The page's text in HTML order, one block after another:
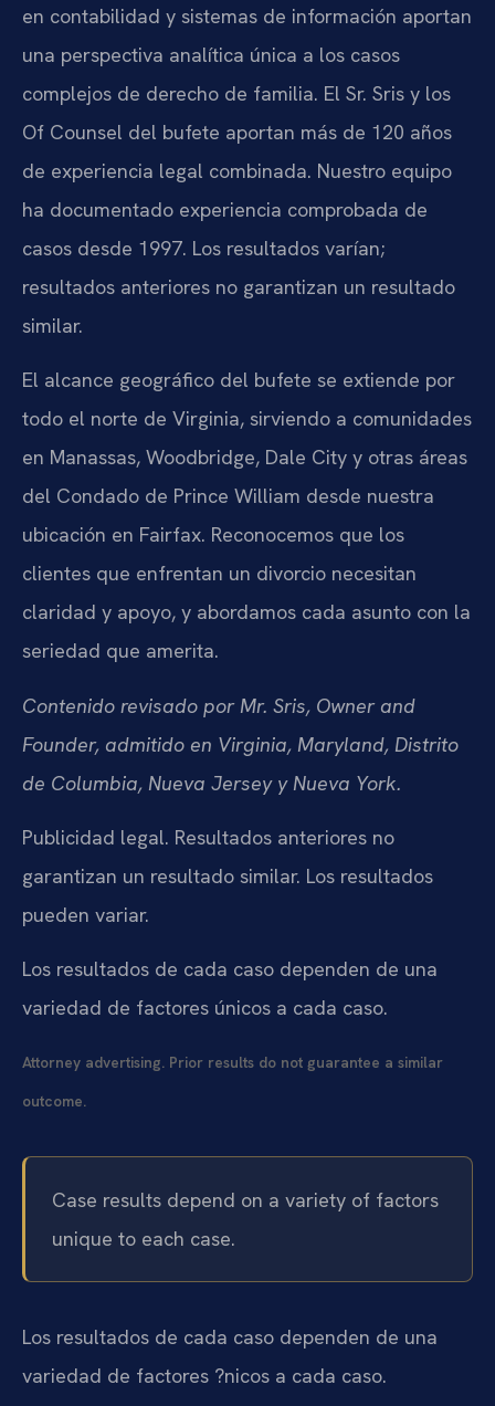
en contabilidad y sistemas de información aportan
una perspectiva analítica única a los casos
complejos de derecho de familia. El Sr. Sris y los
Of Counsel del bufete aportan más de 120 años
de experiencia legal combinada. Nuestro equipo
ha documentado experiencia comprobada de
casos desde 1997. Los resultados varían;
resultados anteriores no garantizan un resultado
similar.
El alcance geográfico del bufete se extiende por
todo el norte de Virginia, sirviendo a comunidades
en Manassas, Woodbridge, Dale City y otras áreas
del Condado de Prince William desde nuestra
ubicación en Fairfax. Reconocemos que los
clientes que enfrentan un divorcio necesitan
claridad y apoyo, y abordamos cada asunto con la
seriedad que amerita.
Contenido revisado por Mr. Sris, Owner and
Founder, admitido en Virginia, Maryland, Distrito
de Columbia, Nueva Jersey y Nueva York.
Publicidad legal. Resultados anteriores no
garantizan un resultado similar. Los resultados
pueden variar.
Los resultados de cada caso dependen de una
variedad de factores únicos a cada caso.
Attorney advertising. Prior results do not guarantee a similar
outcome.
Case results depend on a variety of factors
unique to each case.
Los resultados de cada caso dependen de una
variedad de factores ?nicos a cada caso.